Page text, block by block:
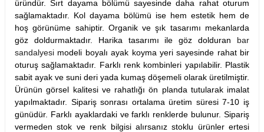
üründür. Sırt dayama bölümü sayesinde daha rahat oturum
sağlamaktadır. Kol dayama bölümü ise hem estetik hem de
hoş görünüme sahiptir. Organik ve şık tasarımı mekanlarda
göz doldurmaktadır. Harika tasarımı ile göz dolduran bar
sandalyesi modeli boyalı ayak koyma yeri sayesinde rahat bir
oturuş sağlamaktadır. Farklı renk kombinleri yapılabilir. Plastik
sabit ayak ve suni deri yada kumaş döşemeli olarak üretilmiştir.
Ürünün görsel kalitesi ve rahatlığı ön planda tutularak imalat
yapılmaktadır. Sipariş sonrası ortalama üretim süresi 7-10 iş
günüdür. Farklı ayaklardaki ve farklı renklerde bulunur. Sipariş
vermeden stok ve renk bilgisi alırsanız stoklu ürünler ertesi